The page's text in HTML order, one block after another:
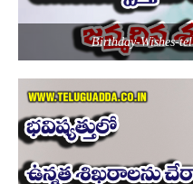
Birthday-Wishes-